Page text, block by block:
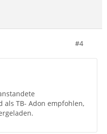
#4
TB- Adon empfohlen,